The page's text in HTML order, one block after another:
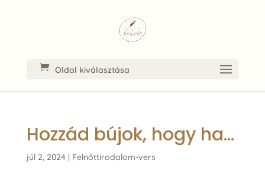
Oldal kiválasztása
Hozzád bújok, hogy ha…
júl 2, 2024| Felnőttirodalom-vers